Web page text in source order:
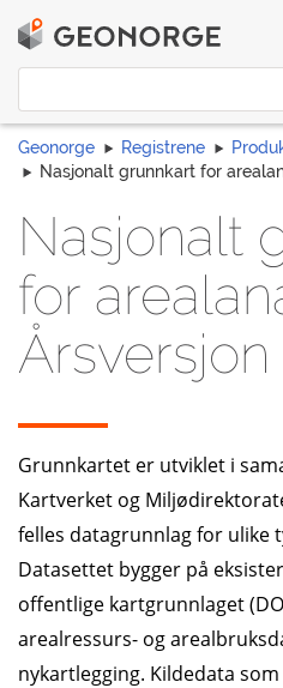
Geonorge Registrene
Nasjonalt grunnkart for
Nasjonalt
for
Årsversjon
Grunnkartet er utviklet i
Kartverket og
felles datagrunnlag for ulike
Datasettet bygger på
offentlige kartgrunnlaget
arealressurs- og
nykartlegging. Kildedata